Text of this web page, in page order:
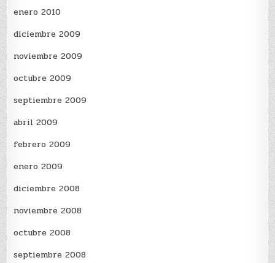
enero 2010
diciembre 2009
noviembre 2009
octubre 2009
septiembre 2009
abril 2009
febrero 2009
enero 2009
diciembre 2008
noviembre 2008
octubre 2008
septiembre 2008